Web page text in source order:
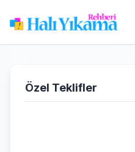
Özel Teklifler